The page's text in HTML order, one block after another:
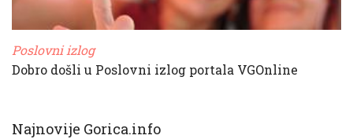
Poslovni izlog
Dobro došli u Poslovni izlog portala VGOnline
Najnovije Gorica.info